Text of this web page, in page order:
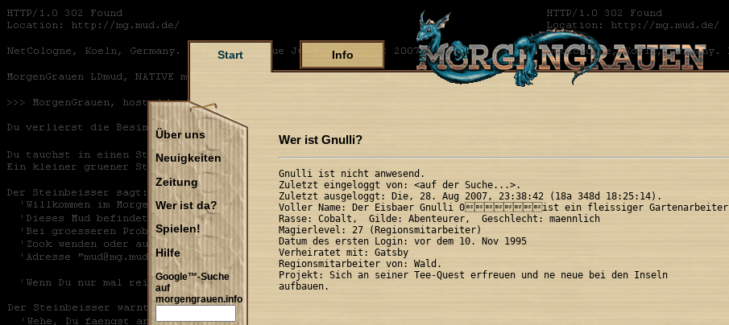
Start Info
Über uns
Neuigkeiten
Zeitung
Wer ist da?
Spielen!
Hilfe
Google™-Suche
auf
morgengrauen.info
Wer ist Gnulli?
Gnulli ist nicht anwesend.
Zuletzt eingeloggt von: <auf der Suche...>.
Zuletzt ausgeloggt: Die, 28. Aug 2007, 23:38:42 (18a 348d 18:25:14).
Voller Name: Der Eisbaer Gnulli 0ist ein fleissiger Gartenarbeiter
Rasse: Cobalt,  Gilde: Abenteurer,  Geschlecht: maennlich
Magierlevel: 27 (Regionsmitarbeiter)
Datum des ersten Login: vor dem 10. Nov 1995
Verheiratet mit: Gatsby
Regionsmitarbeiter von: Wald.
Projekt: Sich an seiner Tee-Quest erfreuen und ne neue bei den Inseln